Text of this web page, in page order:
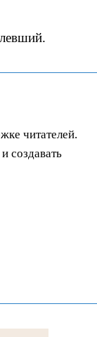
читателей.
создавать